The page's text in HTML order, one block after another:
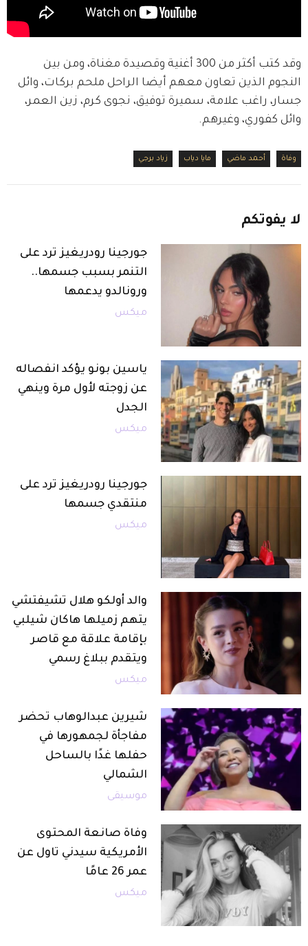
وقد كتب أكثر من 300 أغنية وقصيدة مغناة، ومن بين
النجوم الذين تعاون معهم أيضا الراحل ملحم بركات، وائل
جسار، راغب علامة، سميرة توفيق، نجوى كرم، زين العمر،
وائل كفوري، وغيرهم.
وفاة أحمد ماضي مايا دياب زياد برجي
لا يفوتكم
جورجينا رودريغيز ترد على
التنمر بسبب جسمها..
ورونالدو يدعمها
ميكس
ياسين بونو يؤكد انفصاله
عن زوجته لأول مرة وينهي
الجدل
ميكس
جورجينا رودريغيز ترد على
منتقدي جسمها
ميكس
والد أولكو هلال تشيفتشي
يتهم زميلها هاكان شيلبي
بإقامة علاقة مع قاصر
ويتقدم ببلاغ رسمي
ميكس
شيرين عبدالوهاب تحضر
مفاجأة لجمهورها في
حفلها غدًا بالساحل
الشمالي
موسيقى
وفاة صانعة المحتوى
الأمريكية سيدني تاول عن
عمر 26 عامًا
ميكس